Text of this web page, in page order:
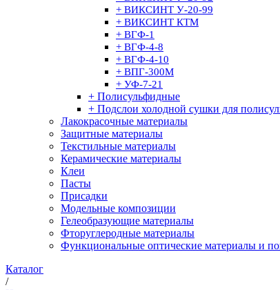
+ ВИКСИНТ У-20-99
+ ВИКСИНТ КТМ
+ ВГФ-1
+ ВГФ-4-8
+ ВГФ-4-10
+ ВПГ-300М
+ УФ-7-21
+ Полисульфидные
+ Подслои холодной сушки для
Лакокрасочные материалы
Защитные материалы
Текстильные материалы
Керамические материалы
Клеи
Пасты
Присадки
Модельные композиции
Гелеобразующие материалы
Фторуглеродные материалы
Функциональные оптические материалы и
Каталог
/